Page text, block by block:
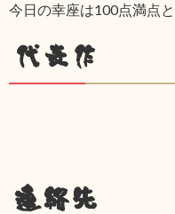
今日の幸座は100点満点
代表作
連絡先